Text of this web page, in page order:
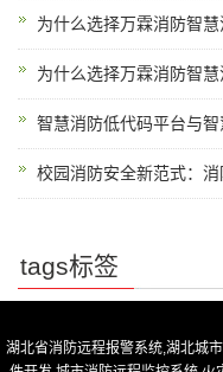
为什么选择万霖消防智
为什么选择万霖消防智
智慧消防低代码平台与
校园消防安全新范式：
tags标签
湖北省消防远程报警系统,湖北城